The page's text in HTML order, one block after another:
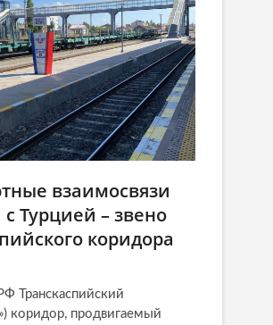
взаимосвязи
Турцией – звено
коридора
Транскаспийский
коридор, продвигаемый